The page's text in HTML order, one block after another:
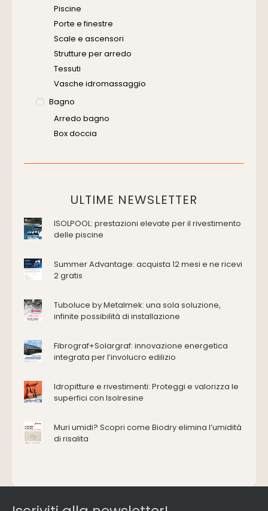
Piscine
Porte e finestre
Scale e ascensori
Strutture per arredo
Tessuti
Vasche idromassaggio
Bagno
Arredo bagno
Box doccia
Placche di comando per wc
Domotica Ed Impianti Elettrici
Edilizia
Antincendio e sicurezza
Attrezzature manuali
Cappe d'aspirazione
Consolidamento
Deumidificazione
Energie rinnovabili
Ferramenta e fissaggi
Impianti idrici e depurazione
Impianti termici e climatizzazione
Materiali da costruzione
Pannelli
ULTIME NEWSLETTER
ISOLPOOL: prestazioni elevate per il rivestimento
delle piscine
Summer Advantage: acquista 12 mesi e ne ricevi
2 gratis
Tuboluce by Metalmek: una sola soluzione,
infinite possibilità di installazione
Fibrograf+Solargraf: innovazione energetica
integrata per l’involucro edilizio
Idropitture e rivestimenti: Proteggi e valorizza le
superfici con Isolresine
Muri umidi? Scopri come Biodry elimina l’umidità
di risalita